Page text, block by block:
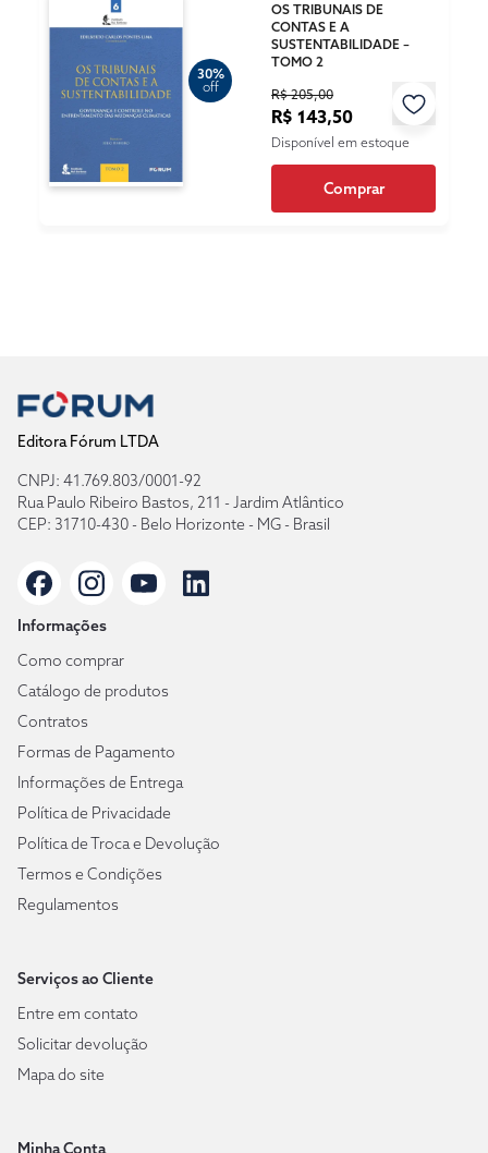
30%
off
OS TRIBUNAIS DE
CONTAS E A
SUSTENTABILIDADE –
TOMO 2
R$ 205,00
R$ 143,50
Disponível em estoque
Comprar
Editora Fórum LTDA
CNPJ: 41.769.803/0001-92
Rua Paulo Ribeiro Bastos, 211 - Jardim Atlântico
CEP: 31710-430 - Belo Horizonte - MG - Brasil
Informações
Como comprar
Catálogo de produtos
Contratos
Formas de Pagamento
Informações de Entrega
Política de Privacidade
Política de Troca e Devolução
Termos e Condições
Regulamentos
Serviços ao Cliente
Entre em contato
Solicitar devolução
Mapa do site
Minha Conta